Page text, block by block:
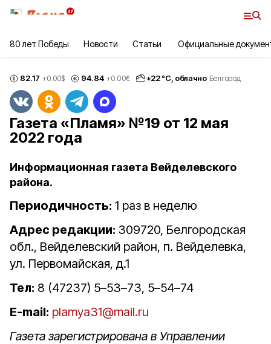
80 лет Победы Новости Статьи Официальные
82.17 +0.00$ 94.84 +0.00€ +22°С, облачно Белгород
Газета «Пламя» №19 от 12 мая
2022 года
Информационная газета Вейделевского
района.
Периодичность: 1 раз в неделю
Адрес редакции: 309720, Белгородская
обл., Вейделевский район, п. Вейделевка,
ул. Первомайская, д.1
Тел: 8 (47237) 5–53–73, 5–54–74
E-mail: plamya31@mail.ru
Газета зарегистрирована в Управлении